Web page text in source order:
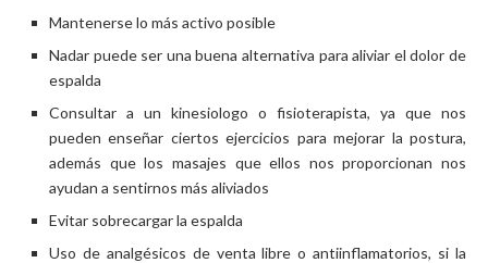
Mantenerse lo más activo posible
Nadar puede ser una buena alternativa para aliviar el dolor de
espalda
Consultar a un kinesiologo o fisioterapista, ya que nos
pueden enseñar ciertos ejercicios para mejorar la postura,
además que los masajes que ellos nos proporcionan nos
ayudan a sentirnos más aliviados
Evitar sobrecargar la espalda
Uso de analgésicos de venta libre o antiinflamatorios, si la